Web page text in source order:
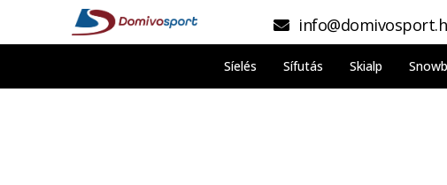
Síelés Sífutás Skialp